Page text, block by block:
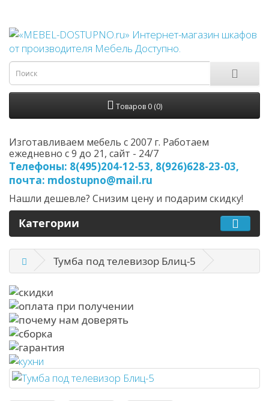
Товаров 0 (0)
Изготавливаем мебель с 2007 г. Работаем
ежедневно с 9 до 21, cайт - 24/7
Телефоны: 8(495)204-12-53, 8(926)628-23-03,
почта: mdostupno@mail.ru
Нашли дешевле? Снизим цену и подарим скидку!
Категории
Тумба под телевизор Блиц-5